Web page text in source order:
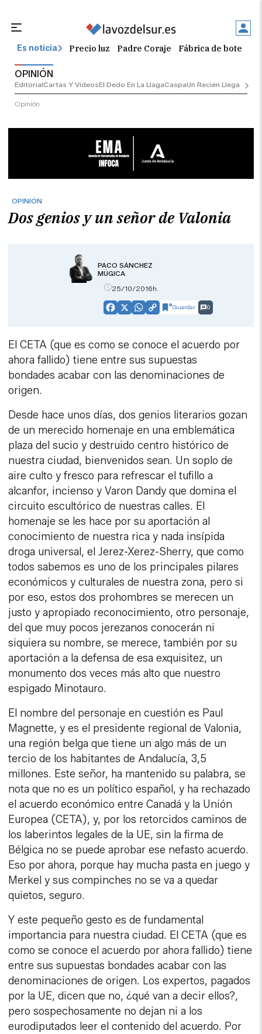
Es noticia Precio luz Padre Coraje Fábrica de botellas
OPINIÓN
EditorialCartas Y VídeosEl Dedo En La LlagaCaspaUn Recién Llegado
Opinión
OPINIÓN
Dos genios y un señor de Valonia
PACO SÁNCHEZ
MÚGICA
25/10/2016h.
Facebook
X WhatsApp
CopyGuardar 0
El CETA (que es como se conoce el acuerdo por
ahora fallido) tiene entre sus supuestas
bondades acabar con las denominaciones de
origen.
Desde hace unos días, dos genios literarios gozan
de un merecido homenaje en una emblemática
plaza del sucio y destruido centro histórico de
nuestra ciudad, bienvenidos sean. Un soplo de
aire culto y fresco para refrescar el tufillo a
alcanfor, incienso y Varon Dandy que domina el
circuito escultórico de nuestras calles. El
homenaje se les hace por su aportación al
conocimiento de nuestra rica y nada insípida
droga universal, el Jerez-Xerez-Sherry, que como
todos sabemos es uno de los principales pilares
económicos y culturales de nuestra zona, pero si
por eso, estos dos prohombres se merecen un
justo y apropiado reconocimiento, otro personaje,
del que muy pocos jerezanos conocerán ni
siquiera su nombre, se merece, también por su
aportación a la defensa de esa exquisitez, un
monumento dos veces más alto que nuestro
espigado Minotauro.
El nombre del personaje en cuestión es Paul
Magnette, y es el presidente regional de Valonia,
una región belga que tiene un algo más de un
tercio de los habitantes de Andalucía, 3,5
millones. Este señor, ha mantenido su palabra, se
nota que no es un político español, y ha rechazado
el acuerdo económico entre Canadá y la Unión
Europea (CETA), y, por los retorcidos caminos de
los laberintos legales de la UE, sin la firma de
Bélgica no se puede aprobar ese nefasto acuerdo.
Eso por ahora, porque hay mucha pasta en juego y
Merkel y sus compinches no se va a quedar
quietos, seguro.
Y este pequeño gesto es de fundamental
importancia para nuestra ciudad. El CETA (que es
como se conoce el acuerdo por ahora fallido) tiene
entre sus supuestas bondades acabar con las
denominaciones de origen. Los expertos, pagados
por la UE, dicen que no, ¿qué van a decir ellos?,
pero sospechosamente no dejan ni a los
eurodiputados leer el contenido del acuerdo. Por